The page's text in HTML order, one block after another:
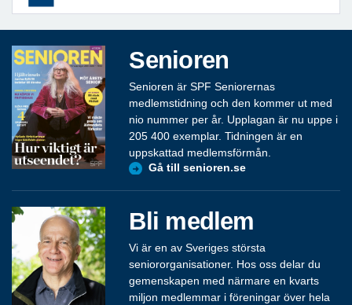
Senioren
Senioren är SPF Seniorernas
medlemstidning och den kommer ut med
nio nummer per år. Upplagan är nu uppe i
205 400 exemplar. Tidningen är en
uppskattad medlemsförmån.
Gå till senioren.se
Bli medlem
Vi är en av Sveriges största
seniororganisationer. Hos oss delar du
gemenskapen med närmare en kvarts
miljon medlemmar i föreningar över hela